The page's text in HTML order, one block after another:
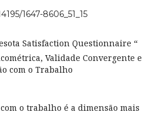
1647-8606_51_15
Satisfaction Questionnaire “
Validade Convergente e
com o Trabalho
o trabalho é a dimensão mais